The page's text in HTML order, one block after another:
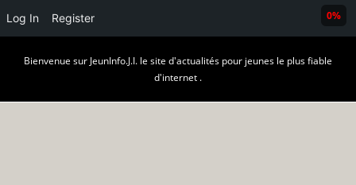
Log In Register
Bienvenue sur JeunInfo.J.I. le site d'actualités pour jeunes le plus fiable
d'internet .
0%